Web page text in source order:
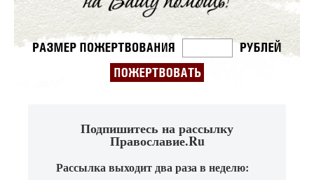
Подпишитесь на рассылку
Православие.Ru
Рассылка выходит два раза в неделю: